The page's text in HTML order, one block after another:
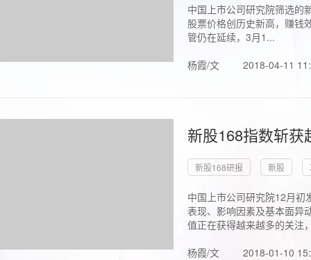
中国上市公司研究院筛选的
股票价格创历史新高，赚钱
管仍在延续，3月1...
杨霞/文
2018-04-11
新股168指数斩
新股168研报 新股
中国上市公司研究院12月初
表现、影响因素及基本面异
值正在获得越来越多的关注
杨霞/文
2018-01-10